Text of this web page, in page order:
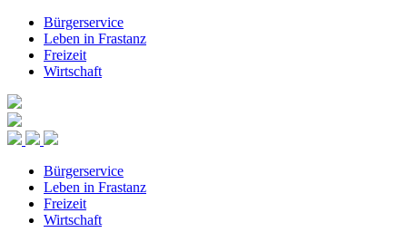
Bürgerservice
Leben in Frastanz
Freizeit
Wirtschaft
Bürgerservice
Leben in Frastanz
Freizeit
Wirtschaft